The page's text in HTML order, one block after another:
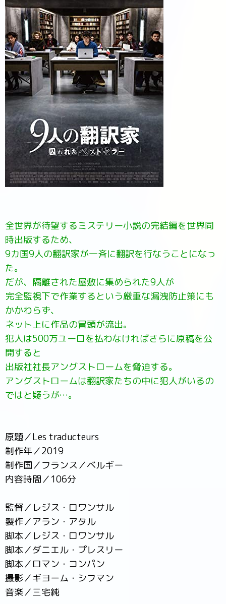
全世界が待望するミステリー小説の完結編を世界同
時出版するため、
9カ国9人の翻訳家が一斉に翻訳を行なうことになっ
た。
だが、隔離された屋敷に集められた9人が
完全監視下で作業するという厳重な漏洩防止策にも
かかわらず、
ネット上に作品の冒頭が流出。
犯人は500万ユーロを払わなければさらに原稿を公
開すると
出版社社長アングストロームを脅迫する。
アングストロームは翻訳家たちの中に犯人がいるの
ではと疑うが…。
原題／Les traducteurs
制作年／2019
制作国／フランス／ベルギー
内容時間／106分
監督／レジス・ロワンサル
製作／アラン・アタル
脚本／レジス・ロワンサル
脚本／ダニエル・プレスリー
脚本／ロマン・コンパン
撮影／ギヨーム・シフマン
音楽／三宅純